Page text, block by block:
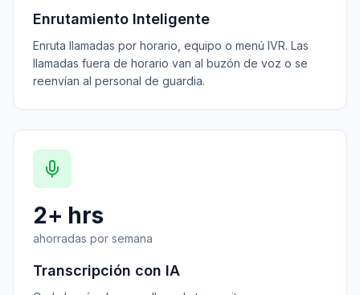
Enrutamiento Inteligente
Enruta llamadas por horario, equipo o menú IVR. Las
llamadas fuera de horario van al buzón de voz o se
reenvían al personal de guardia.
2+ hrs
ahorradas por semana
Transcripción con IA